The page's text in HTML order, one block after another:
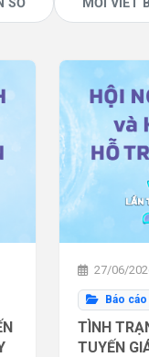
SỐ MỜI VIẾT
27/06/
Báo
TÌNH
TUYẾN